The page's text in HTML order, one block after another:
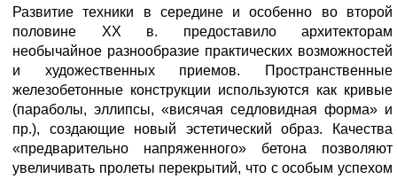
Развитие техники в середине и особенно во второй
половине XX в. предоставило архитекторам
необычайное разнообразие практических возможностей
и художественных приемов. Пространственные
железобетонные конструкции используются как кривые
(параболы, эллипсы, «висячая седловидная форма» и
пр.), создающие новый эстетический образ. Качества
«предварительно напряженного» бетона позволяют
увеличивать пролеты перекрытий, что с особым успехом